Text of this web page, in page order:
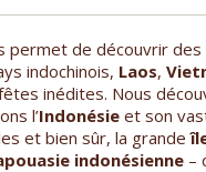
permet de découvrir
indochinois, Laos,
inédites. Nous
l’Indonésie et son
et bien sûr, la grande
indonésienne –